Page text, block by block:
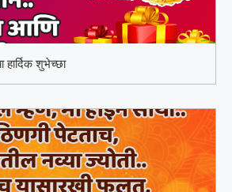
हार्दिक शुभेच्छा